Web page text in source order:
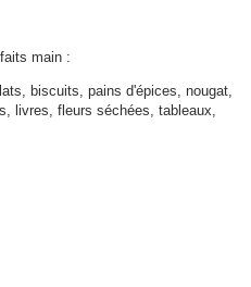
main :
biscuits, pains d'épices, nougat,
livres, fleurs séchées, tableaux,